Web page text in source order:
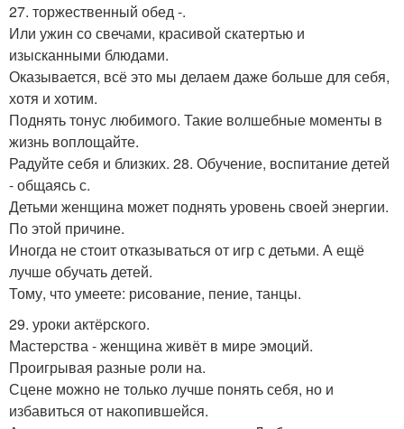
27. торжественный обед -.
Или ужин со свечами, красивой скатертью и
изысканными блюдами.
Оказывается, всё это мы делаем даже больше для себя,
хотя и хотим.
Поднять тонус любимого. Такие волшебные моменты в
жизнь воплощайте.
Радуйте себя и близких. 28. Обучение, воспитание детей
- общаясь с.
Детьми женщина может поднять уровень своей энергии.
По этой причине.
Иногда не стоит отказываться от игр с детьми. А ещё
лучше обучать детей.
Тому, что умеете: рисование, пение, танцы.
29. уроки актёрского.
Мастерства - женщина живёт в мире эмоций.
Проигрывая разные роли на.
Сцене можно не только лучше понять себя, но и
избавиться от накопившейся.